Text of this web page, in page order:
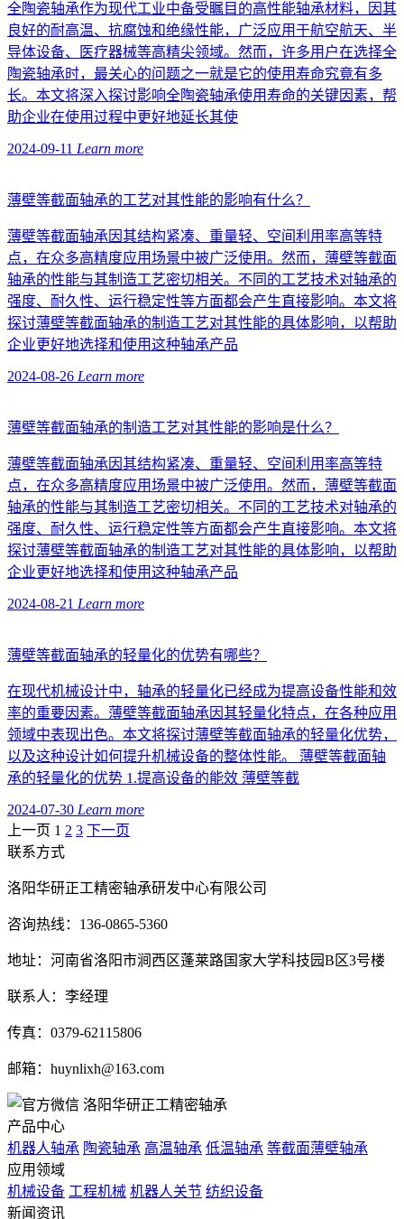
全陶瓷轴承作为现代工业中备受瞩目的高性能轴承材料，因其
良好的耐高温、抗腐蚀和绝缘性能，广泛应用于航空航天、半
导体设备、医疗器械等高精尖领域。然而，许多用户在选择全
陶瓷轴承时，最关心的问题之一就是它的使用寿命究竟有多
长。本文将深入探讨影响全陶瓷轴承使用寿命的关键因素，帮
助企业在使用过程中更好地延长其使
2024-09-11 Learn more
薄壁等截面轴承的工艺对其性能的影响有什么？
薄壁等截面轴承因其结构紧凑、重量轻、空间利用率高等特
点，在众多高精度应用场景中被广泛使用。然而，薄壁等截面
轴承的性能与其制造工艺密切相关。不同的工艺技术对轴承的
强度、耐久性、运行稳定性等方面都会产生直接影响。本文将
探讨薄壁等截面轴承的制造工艺对其性能的具体影响，以帮助
企业更好地选择和使用这种轴承产品
2024-08-26 Learn more
薄壁等截面轴承的制造工艺对其性能的影响是什么？
薄壁等截面轴承因其结构紧凑、重量轻、空间利用率高等特
点，在众多高精度应用场景中被广泛使用。然而，薄壁等截面
轴承的性能与其制造工艺密切相关。不同的工艺技术对轴承的
强度、耐久性、运行稳定性等方面都会产生直接影响。本文将
探讨薄壁等截面轴承的制造工艺对其性能的具体影响，以帮助
企业更好地选择和使用这种轴承产品
2024-08-21 Learn more
薄壁等截面轴承的轻量化的优势有哪些？
在现代机械设计中，轴承的轻量化已经成为提高设备性能和效
率的重要因素。薄壁等截面轴承因其轻量化特点，在各种应用
领域中表现出色。本文将探讨薄壁等截面轴承的轻量化优势，
以及这种设计如何提升机械设备的整体性能。 薄壁等截面轴
承的轻量化的优势 1.提高设备的能效 薄壁等截
2024-07-30 Learn more
上一页 1 2 3 下一页
联系方式
洛阳华研正工精密轴承研发中心有限公司
咨询热线：136-0865-5360
地址：河南省洛阳市涧西区蓬莱路国家大学科技园B区3号楼
联系人：李经理
传真：0379-62115806
邮箱：huynlixh@163.com
洛阳华研正工精密轴承
产品中心
机器人轴承 陶瓷轴承 高温轴承 低温轴承 等截面薄壁轴承
应用领域
机械设备 工程机械 机器人关节 纺织设备
新闻资讯